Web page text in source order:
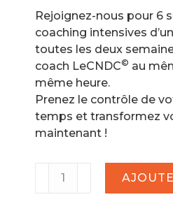
Rejoignez-nous pour 6
coaching intensives
toutes les deux
coach LeCNDC© au
même heure.
Prenez le contrôle de
temps et transformez
maintenant !
quantité